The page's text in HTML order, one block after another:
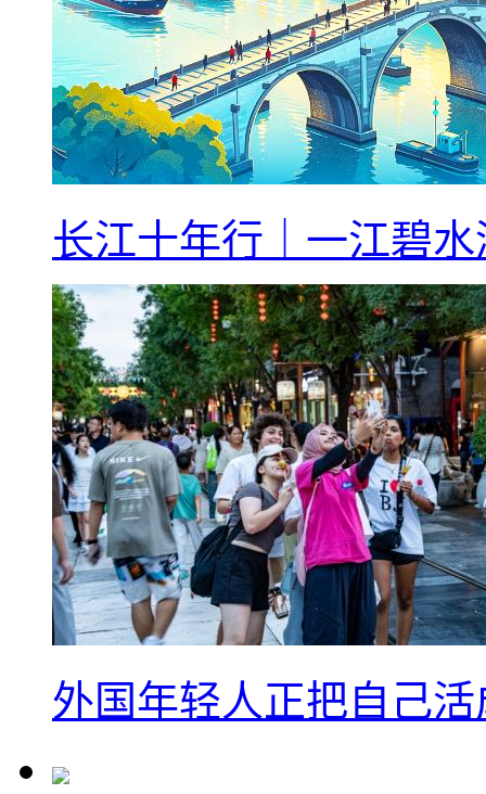
长江十年行｜一江碧
外国年轻人正把自己活